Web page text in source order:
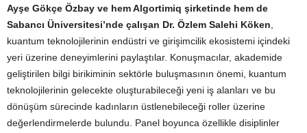
Ayşe Gökçe Özbay ve hem Algortimiq şirketinde hem de
Sabancı Üniversitesi’nde çalışan Dr. Özlem Salehi Köken
kuantum teknolojilerinin endüstri ve girişimcilik ekosistemi içindeki
yeri üzerine deneyimlerini paylaştılar. Konuşmacılar, akademide
geliştirilen bilgi birikiminin sektörle buluşmasının önemi, kuantum
teknolojilerinin gelecekte oluşturabileceği yeni iş alanları ve bu
dönüşüm sürecinde kadınların üstlenebileceği roller üzerine
değerlendirmelerde bulundu. Panel boyunca özellikle disiplinler